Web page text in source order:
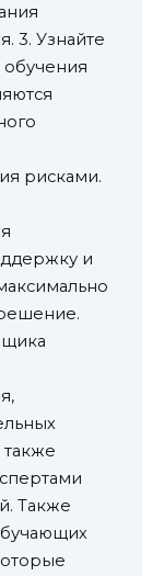
3. Узнайте
рисками.
и
также
Также